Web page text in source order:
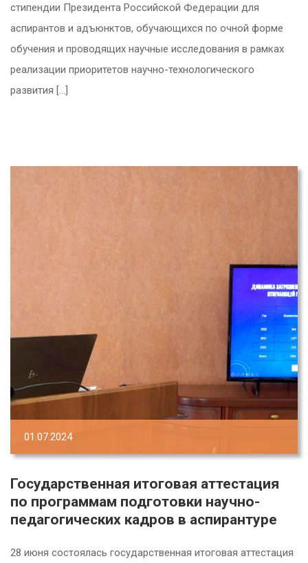
стипендии Президента Российской Федерации для
аспирантов и адъюнктов, обучающихся по очной форме
обучения и проводящих научные исследования в рамках
реализации приоритетов научно-технологического
развития […]
01.07.2024
Государственная итоговая аттестация
по программам подготовки научно-
педагогических кадров в аспирантуре
28 июня состоялась государственная итоговая аттестация